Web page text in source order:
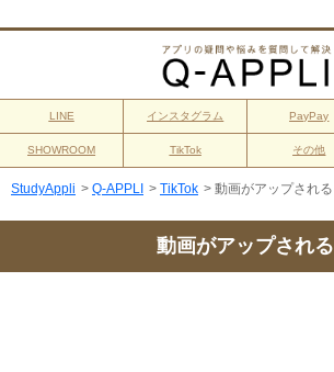
LINE インスタグラム PayPay
SHOWROOM TikTok その他
StudyAppli > Q-APPLI > TikTok > 動画がアップされる
動画がアップされる